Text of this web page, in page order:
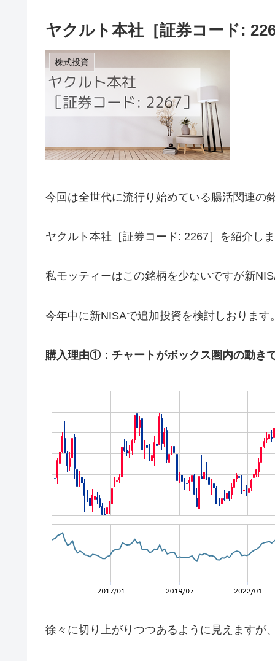
ヤクルト本社［証券コード:
株式投資
今回は全世代に流行り始めている腸活関連の
ヤクルト本社［証券コード: 2267］を紹介し
私モッティーはこの銘柄を少ないですが新
今年中に新NISAで追加投資を検討しおります
購入理由①：チャートがボックス圏内の動き
徐々に切り上がりつつあるように見えますが